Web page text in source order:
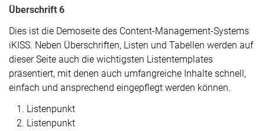
Überschrift 6
Dies ist die Demoseite des Content-Management-Systems
iKISS. Neben Überschriften, Listen und Tabellen werden auf
dieser Seite auch die wichtigsten Listentemplates
präsentiert, mit denen auch umfangreiche Inhalte schnell,
einfach und ansprechend eingepflegt werden können.
Listenpunkt
Listenpunkt